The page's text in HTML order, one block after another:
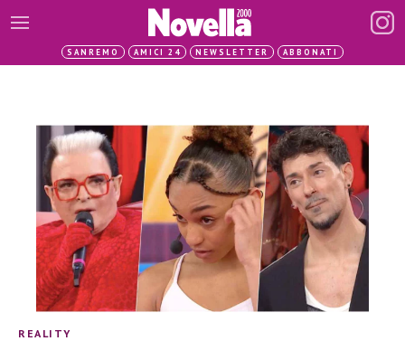
SANREMO AMICI 24 NEWSLETTER ABBONATI
REALITY